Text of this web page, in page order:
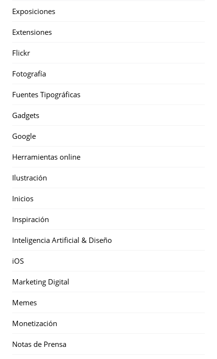
Exposiciones
Extensiones
Flickr
Fotografía
Fuentes Tipográficas
Gadgets
Google
Herramientas online
Ilustración
Inicios
Inspiración
Inteligencia Artificial & Diseño
iOS
Marketing Digital
Memes
Monetización
Notas de Prensa